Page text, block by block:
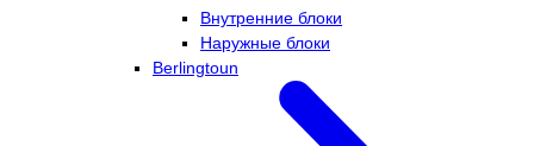
Внутренние блоки
Наружные блоки
Berlingtoun